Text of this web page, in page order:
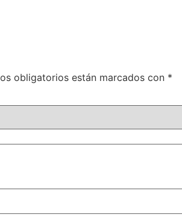
obligatorios están marcados con *